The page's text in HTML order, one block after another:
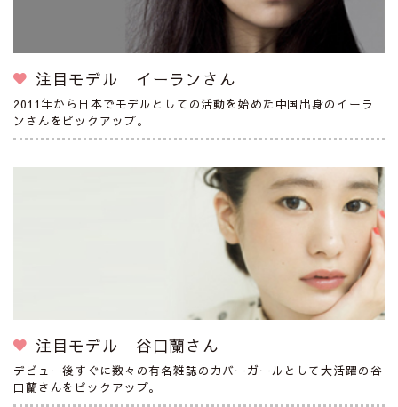
注目モデル イーランさん
2011年から日本でモデルとしての活動を始めた中国出身のイーラ
ンさんをピックアップ。
注目モデル 谷口蘭さん
デビュー後すぐに数々の有名雑誌のカバーガールとして大活躍の谷
口蘭さんをピックアップ。